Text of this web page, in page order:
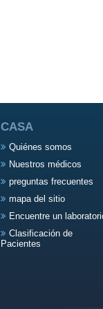
CASA
Quiénes somos
Nuestros médicos
preguntas frecuentes
mapa del sitio
Encuentre un
Clasificación de
Pacientes